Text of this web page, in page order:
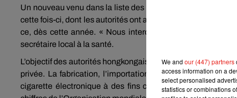
Un nouveau venu dans la liste des gouvernements qui
cette fois-ci, dont les autorités ont annoncé, ce jeudi 6 juin,
ce, dès cette année. « Nous interdirons complètement
secrétaire local à la santé.
L’objectif des autorités hongkongaises est désormais de
privée. La fabrication, l’importation et la vente des
cigarette électronique à des fins commerciales est aussi
We and our (447) partners
access information on a
select personalised
statistics or combinations